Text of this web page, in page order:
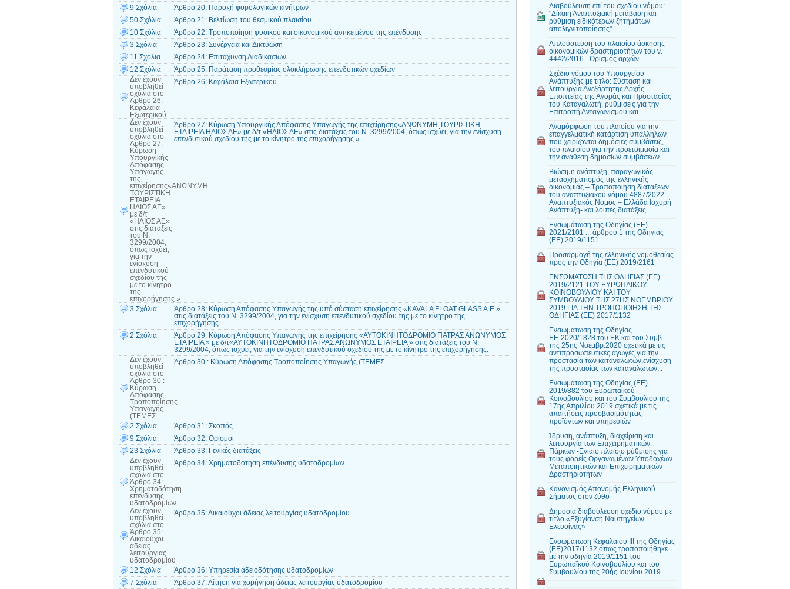
9 Σχόλια
Άρθρο 20: Παροχή φορολογικών κινήτρων
50 Σχόλια
Άρθρο 21: Βελτίωση του θεσμικού πλαισίου
10 Σχόλια
Άρθρο 22: Τροποποίηση φυσικού και οικονομικού αντικειμένου της επένδυσης
3 Σχόλια
Άρθρο 23: Συνέργεια και Δικτύωση
11 Σχόλια
Άρθρο 24: Επιτάχυνση Διαδικασιών
12 Σχόλια
Άρθρο 25: Παράταση προθεσμίας ολοκλήρωσης επενδυτικών σχεδίων
Δεν έχουν
υποβληθεί
σχόλια στο
Άρθρο 26:
Κεφάλαια
Εξωτερικού
Άρθρο 26: Κεφάλαια Εξωτερικού
Δεν έχουν
υποβληθεί
σχόλια στο
Άρθρο 27:
Κύρωση
Υπουργικής
Απόφασης
Υπαγωγής
της
επιχείρησης«ΑΝΩΝΥΜΗ
ΤΟΥΡΙΣΤΙΚΗ
ΕΤΑΙΡΕΙΑ
ΗΛΙΟΣ ΑΕ»
με δ/τ
«ΗΛΙΟΣ ΑΕ»
στις διατάξεις
του Ν.
3299/2004,
όπως ισχύει,
για την
ενίσχυση
επενδυτικού
σχεδίου της
με το κίνητρο
της
επιχορήγησης.»
Άρθρο 27: Κύρωση Υπουργικής Απόφασης Υπαγωγής της επιχείρησης«ΑΝΩΝΥΜΗ ΤΟΥΡΙΣΤΙΚΗ
ΕΤΑΙΡΕΙΑ ΗΛΙΟΣ ΑΕ» με δ/τ «ΗΛΙΟΣ ΑΕ» στις διατάξεις του Ν. 3299/2004, όπως ισχύει, για την ενίσχυση
επενδυτικού σχεδίου της με το κίνητρο της επιχορήγησης.»
3 Σχόλια
Άρθρο 28: Κύρωση Απόφασης Υπαγωγής της υπό σύσταση επιχείρησης «KAVALA FLOAT GLASS A.E.»
στις διατάξεις του Ν. 3299/2004, για την ενίσχυση επενδυτικού σχεδίου της με το κίνητρο της
επιχορήγησης.
2 Σχόλια
Άρθρο 29: Κύρωση Απόφασης Υπαγωγής της επιχείρησης «ΑΥΤΟΚΙΝΗΤΟΔΡΟΜΙΟ ΠΑΤΡΑΣ ΑΝΩΝΥΜΟΣ
ΕΤΑΙΡΕΙΑ » με δ/τ«ΑΥΤΟΚΙΝΗΤΟΔΡΟΜΙΟ ΠΑΤΡΑΣ ΑΝΩΝΥΜΟΣ ΕΤΑΙΡΕΙΑ » στις διατάξεις του Ν.
3299/2004, όπως ισχύει, για την ενίσχυση επενδυτικού σχεδίου της με το κίνητρο της επιχορήγησης.
Δεν έχουν
υποβληθεί
σχόλια στο
Άρθρο 30 :
Κύρωση
Απόφασης
Τροποποίησης
Υπαγωγής
(ΤΕΜΕΣ
Άρθρο 30 : Κύρωση Απόφασης Τροποποίησης Υπαγωγής (ΤΕΜΕΣ
2 Σχόλια
Άρθρο 31: Σκοπός
9 Σχόλια
Άρθρο 32: Ορισμοί
23 Σχόλια
Άρθρο 33: Γενικές διατάξεις
Δεν έχουν
υποβληθεί
σχόλια στο
Άρθρο 34:
Xρηματοδότηση
επένδυσης
υδατοδρομίων
Άρθρο 34: Xρηματοδότηση επένδυσης υδατοδρομίων
Δεν έχουν
υποβληθεί
σχόλια στο
Άρθρο 35:
Δικαιούχοι
άδειας
λειτουργίας
υδατοδρομίου
Άρθρο 35: Δικαιούχοι άδειας λειτουργίας υδατοδρομίου
12 Σχόλια
Άρθρο 36: Υπηρεσία αδειοδότησης υδατοδρομίων
7 Σχόλια
Άρθρο 37: Αίτηση για χορήγηση άδειας λειτουργίας υδατοδρομίου
Διαβούλευση επί του σχεδίου νόμου:
"Δίκαιη Αναπτυξιακή μετάβαση και
ρύθμιση ειδικότερων ζητημάτων
απολιγνιτοποίησης"
Απλούστευση του πλαισίου άσκησης
οικονομικών δραστηριοτήτων του ν.
4442/2016 - Ορισμός αρχών...
Σχέδιο νόμου του Υπουργείου
Ανάπτυξης με τίτλο: Σύσταση και
λειτουργία Ανεξάρτητης Αρχής
Εποπτείας της Αγοράς και Προστασίας
του Καταναλωτή, ρυθμίσεις για την
Επιτροπή Ανταγωνισμού και...
Αναμόρφωση του πλαισίου για την
επαγγελματική κατάρτιση υπαλλήλων
που χειρίζονται δημόσιες συμβάσεις,
του πλαισίου για την προετοιμασία και
την ανάθεση δημοσίων συμβάσεων...
Βιώσιμη ανάπτυξη, παραγωγικός
μετασχηματισμός της ελληνικής
οικονομίας – Τροποποίηση διατάξεων
του αναπτυξιακού νόμου 4887/2022
Αναπτυξιακός Νόμος – Ελλάδα Ισχυρή
Ανάπτυξη- και λοιπές διατάξεις
Ενσωμάτωση της Οδηγίας (ΕΕ)
2021/2101 ... άρθρου 1 της Οδηγίας
(ΕΕ) 2019/1151 ...
Προσαρμογή της ελληνικής νομοθεσίας
προς την Οδηγία (ΕΕ) 2019/2161
ΕΝΣΩΜΑΤΩΣΗ ΤΗΣ ΟΔΗΓΙΑΣ (ΕΕ)
2019/2121 ΤΟΥ ΕΥΡΩΠΑΪΚΟΥ
ΚΟΙΝΟΒΟΥΛΙΟΥ ΚΑΙ ΤΟΥ
ΣΥΜΒΟΥΛΙΟΥ ΤΗΣ 27ΗΣ ΝΟΕΜΒΡΙΟΥ
2019 ΓΙΑ ΤΗΝ ΤΡΟΠΟΠΟΙΗΣΗ ΤΗΣ
ΟΔΗΓΙΑΣ (ΕΕ) 2017/1132
Ενσωμάτωση της Οδηγίας
ΕΕ-2020/1828 του ΕΚ και του Συμβ.
της 25ης Νοεμβρ.2020 σχετικά με τις
αντιπροσωπευτικές αγωγές για την
προστασία των καταναλωτών,ενίσχυση
της προστασίας των καταναλωτών...
Ενσωμάτωση της Οδηγίας (ΕΕ)
2019/882 του Ευρωπαϊκού
Κοινοβουλίου και του Συμβουλίου της
17ης Απριλίου 2019 σχετικά με τις
απαιτήσεις προσβασιμότητας
προϊόντων και υπηρεσιών
Ίδρυση, ανάπτυξη, διαχείριση και
λειτουργία των Επιχειρηματικών
Πάρκων -Ενιαίο πλαίσιο ρύθμισης για
τους φορείς Οργανωμένων Υποδοχέων
Μεταποιητικών και Επιχειρηματικών
Δραστηριοτήτων
Κανονισμός Απονομής Ελληνικού
Σήματος στον ζύθο
Δημόσια διαβούλευση σχέδιο νόμου με
τίτλο «Εξυγίανση Ναυπηγείων
Ελευσίνας»
Ενσωμάτωση Κεφαλαίου III της Οδηγίας
(ΕΕ)2017/1132,όπως τροποποιήθηκε
με την οδηγία 2019/1151 του
Ευρωπαϊκού Κοινοβουλίου και του
Συμβουλίου της 20ής Ιουνίου 2019